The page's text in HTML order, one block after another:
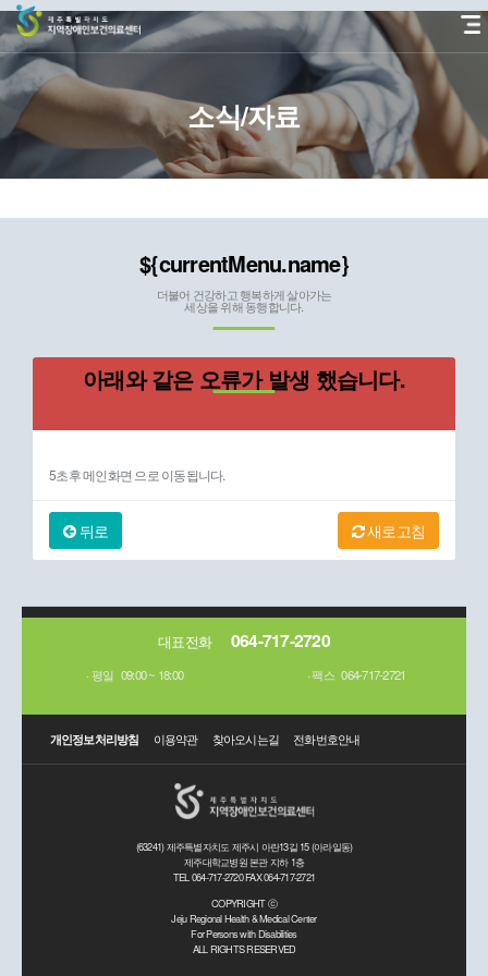
문
바
로
가
소식/자료
${currentMenu.name}
더불어 건강하고 행복하게 살아가는
세상을 위해 동행합니다.
아래와 같은 오류가 발생 했습니다.
5초후 메인화면 으로 이동됩니다.
새로고침
뒤로
대표전화 064-717-2720
평일 09:00 ~ 18:00 팩스 064-717-2721
개인정보처리방침 이용약관 찾아오시는길 전화번호안내
(63241) 제주특별자치도 제주시 아란13길 15 (아라일동)
제주대학교병원 본관 지하 1층
TEL 064-717-2720 FAX 064-717-2721
COPYRIGHT ⓒ
Jeju Regional Health & Medical Center
For Persons with Disabilities
ALL RIGHTS RESERVED